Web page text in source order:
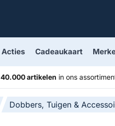
Acties Cadeaukaart
40.000 artikelen in ons
Dobbers, Tuigen &